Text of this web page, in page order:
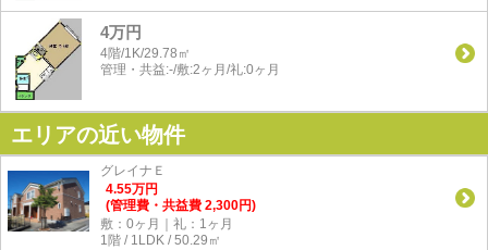
4万円
4階/1K/29.78㎡
管理・共益:-/敷:2ヶ月/礼:0ヶ月
エリアの近い物件
グレイナＥ
4.55万円
(管理費・共益費 2,300円)
敷：0ヶ月｜礼：1ヶ月
1階 / 1LDK / 50.29㎡